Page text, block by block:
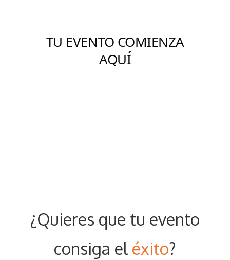
¿Quieres que tu evento
consiga el éxito?